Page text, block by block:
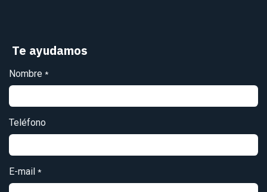
Te ayudamos
Nombre *
Teléfono
E-mail *